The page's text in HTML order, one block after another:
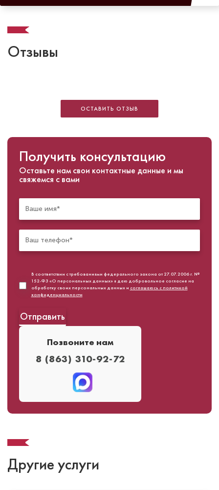
Отзывы
ОСТАВИТЬ ОТЗЫВ
Получить консультацию
Оставьте нам свои контактные данные и мы
свяжемся с вами
В соответствии с требованиями федерального закона от 27.07.2006 г. №
152-ФЗ «О персональных данных» я даю добровольное согласие на
обработку своих персональных данных и соглашаюсь с политикой
конфиденциальности
Позвоните нам
8 (863) 310-92-72
Другие услуги